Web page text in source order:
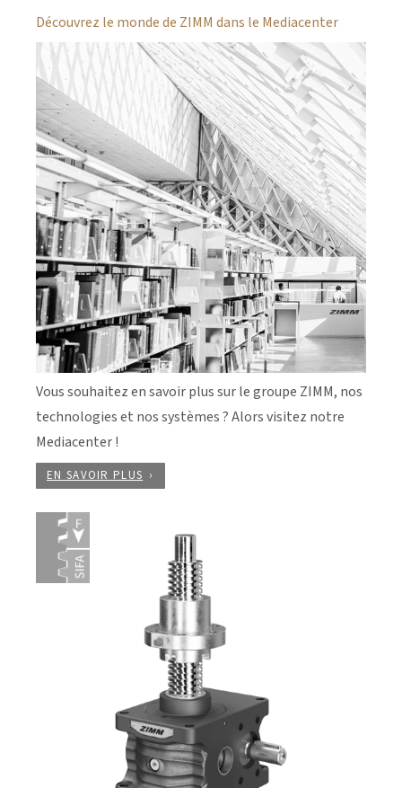
Découvrez le monde de ZIMM dans le Mediacenter
Vous souhaitez en savoir plus sur le groupe ZIMM, nos
technologies et nos systèmes ? Alors visitez notre
Mediacenter !
EN SAVOIR PLUS